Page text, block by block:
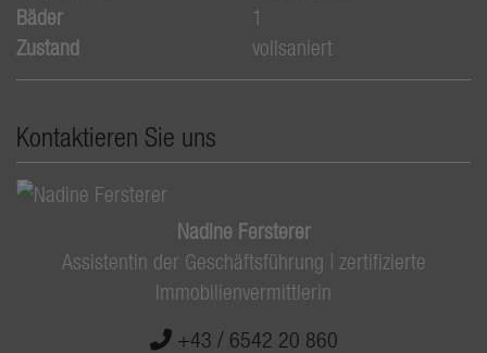
Bäder
1
Zustand
vollsaniert
Kontaktieren Sie uns
Nadine Fersterer
Assistentin der Geschäftsführung | zertifizierte
Immobilienvermittlerin
+43 / 6542 20 860